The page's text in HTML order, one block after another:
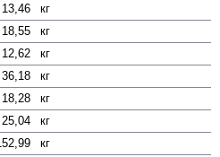
13,46
кг
18,55
кг
12,62
кг
36,18
кг
18,28
кг
25,04
кг
кг